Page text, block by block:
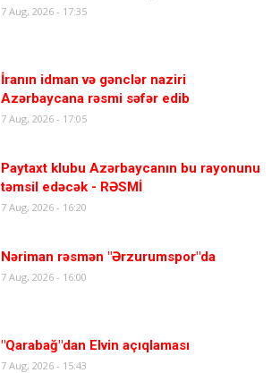
7 Aug, 2026 - 17:35
İranın idman və gənclər naziri
Azərbaycana rəsmi səfər edib
7 Aug, 2026 - 17:05
Paytaxt klubu Azərbaycanın bu rayonunu
təmsil edəcək - RƏSMİ
7 Aug, 2026 - 16:20
Nəriman rəsmən "Ərzurumspor"da
7 Aug, 2026 - 16:00
"Qarabağ"dan Elvin açıqlaması
7 Aug, 2026 - 15:43